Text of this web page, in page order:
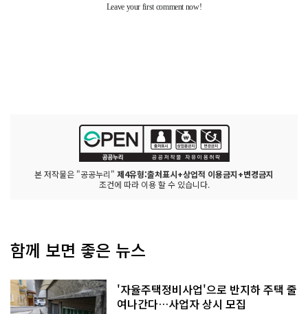
본 저작물은 "공공누리" 제4유형:출처표시+상업적 이용금지+변경금지
조건에 따라 이용 할 수 있습니다.
함께 보면 좋은 뉴스
'자율주택정비사업'으로 반지하 주택 줄
여나간다…사업자 상시 모집